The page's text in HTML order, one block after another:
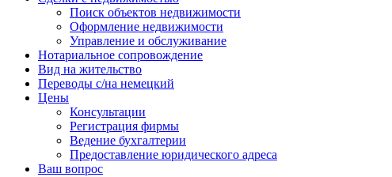
Поиск объектов недвижимости
Оформление недвижимости
Управление и обслуживание
Нотариальное сопровождение
Вид на жительство
Переводы с/на немецкий
Цены
Консультации
Регистрация фирмы
Ведение бухгалтерии
Предоставление юридического адреса
Ваш вопрос